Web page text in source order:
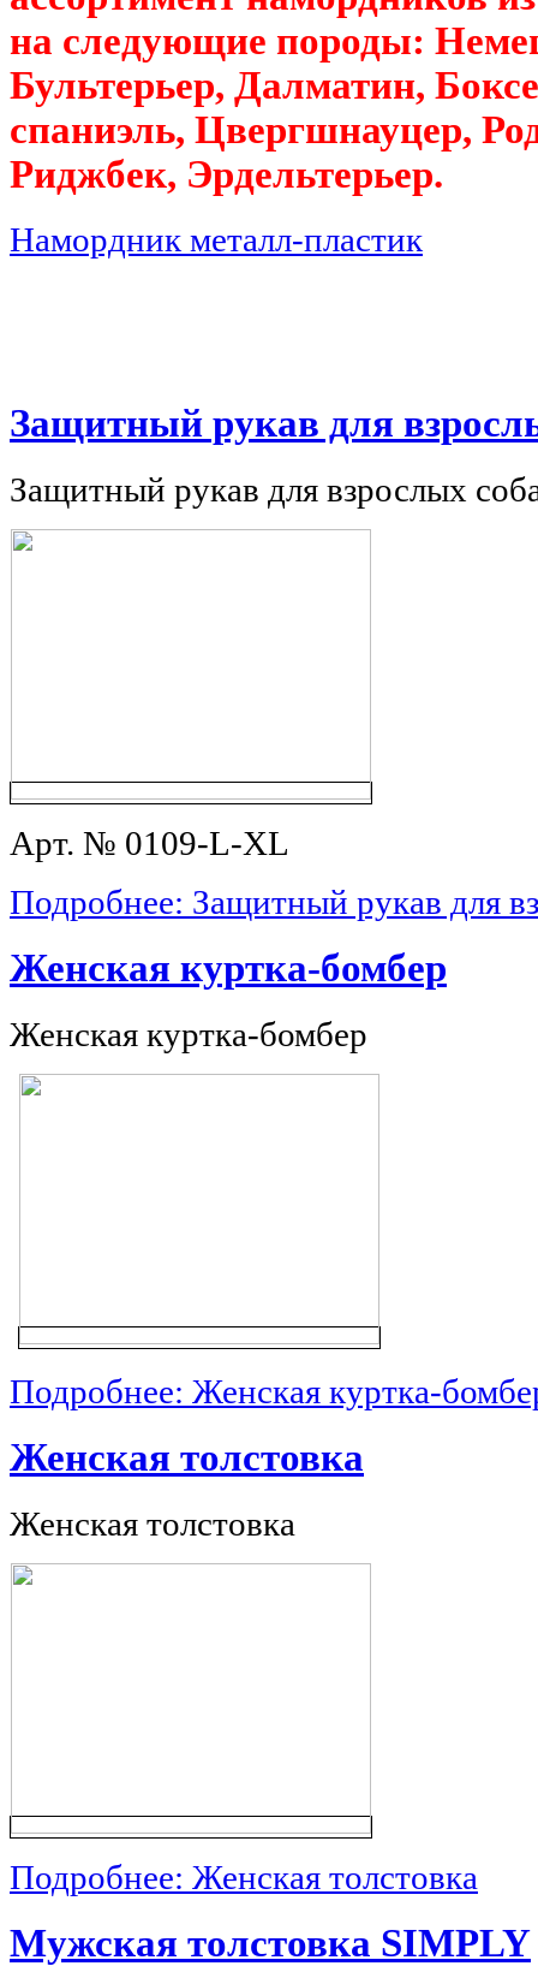
на следующие породы:
Бультерьер, Далматин,
спаниэль, Цвергшнауцер,
Риджбек, Эрдельтерьер.
Намордник металл-пластик
Защитный рукав для
Защитный рукав для взрослых
Арт. № 0109-L-XL
Подробнее: Защитный рукав для
Женская куртка-бомбер
Женская куртка-бомбер
Подробнее: Женская куртка-
Женская толстовка
Женская толстовка
Подробнее: Женская толстовка
Мужская толстовка SIMPLY